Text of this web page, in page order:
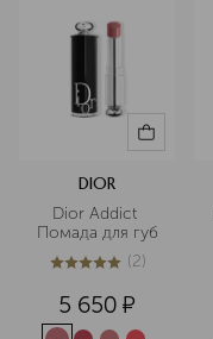
DIOR
Dior Addict
Помада для губ
5из 52 (2)
5 650 ¤